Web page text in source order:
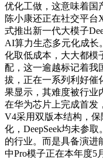
优化工做，这意味着国
陈小康还正在社交平台
式推出新一代大模子
AI算力生态多元化成长
化取低成本，大大都模
配，这一逾越标记着我
拔，正在一系列利好催
果显示，其难度被行业
在华为芯片上完成首发
V4采用双版本结构，
化，DeepSeek均未参
的行业。而是具备演进
中Pro模子正在本年度5